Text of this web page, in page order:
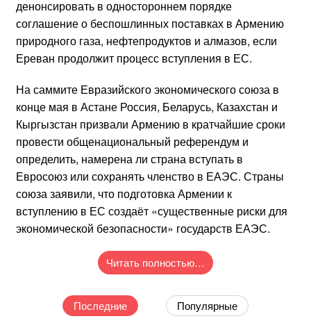
денонсировать в одностороннем порядке
соглашение о беспошлинных поставках в Армению
природного газа, нефтепродуктов и алмазов, если
Ереван продолжит процесс вступления в ЕС.
На саммите Евразийского экономического союза в
конце мая в Астане Россия, Беларусь, Казахстан и
Кыргызстан призвали Армению в кратчайшие сроки
провести общенациональный референдум и
определить, намерена ли страна вступать в
Евросоюз или сохранять членство в ЕАЭС. Страны
союза заявили, что подготовка Армении к
вступлению в ЕС создаёт «существенные риски для
экономической безопасности» государств ЕАЭС.
Читать полностью…
Последние Популярные